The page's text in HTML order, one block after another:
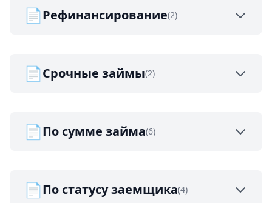
📄Рефинансирование(2)
📄Срочные займы(2)
📄По сумме займа(6)
📄По статусу заемщика(4)